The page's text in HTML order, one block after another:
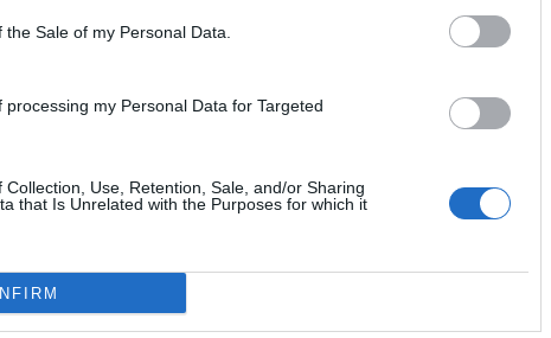
Sale of my Personal Data.
processing my Personal Data for Targeted
Collection, Use, Retention, Sale, and/or Sharing
that Is Unrelated with the Purposes for which it